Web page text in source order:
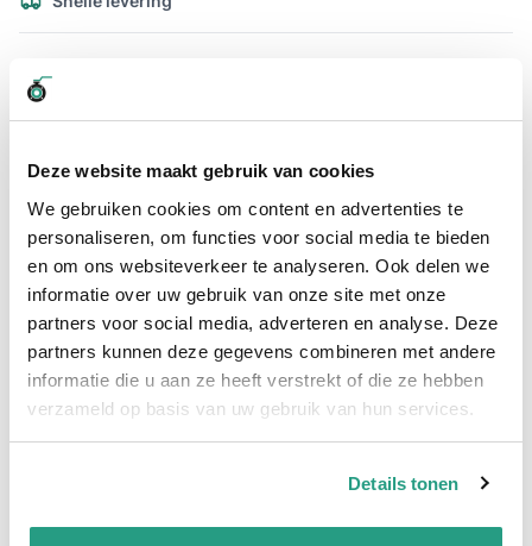
Deze website maakt gebruik van cookies
We gebruiken cookies om content en advertenties te
personaliseren, om functies voor social media te bieden
en om ons websiteverkeer te analyseren. Ook delen we
informatie over uw gebruik van onze site met onze
partners voor social media, adverteren en analyse. Deze
partners kunnen deze gegevens combineren met andere
informatie die u aan ze heeft verstrekt of die ze hebben
verzameld op basis van uw gebruik van hun services.
Details tonen
Details
Details
Zuigslang met stalen spiraal 35 x
44mm transparant
De transparante zuigslang Alfacier 35 x 44mm wordt vaak
gebruikt in de algemene industrie en agrarische sector. De
extra flexibele zuigslang is voorzien van een stalen spiraal,
hierdoor kan de slang hoge onderdrukken aan.
De Zuigslang Alfacier 35 x 44mm met stalen spiraal is uitermate
PVC binnen en buitenwand, hierdoor is de slang te gebruiken